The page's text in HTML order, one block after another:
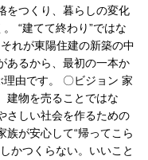
をつくり、暮らしの変化
“建てて終わり”ではな
れが東陽住建の新築の中
あるから、最初の一本か
由です。 〇ビジョン 家
建物を売ることではな
さしい社会を作るための
が安心して“帰ってこら
かつくらない。いいこと